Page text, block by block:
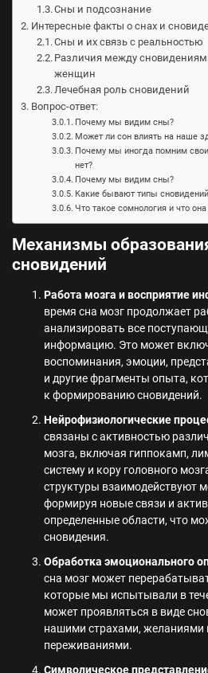
Сны и подсознание
Интересные факты о снах и
Сны и их связь с реальностью
Различия между
женщин
Лечебная роль сновидений
Вопрос-ответ:
Почему мы видим сны?
Может ли сон влиять на наше
Почему мы иногда помним
нет?
Почему мы видим сны?
Какие бывают типы
Что такое сомнология и что она
Механизмы
сновидений
Работа мозга и восприятие
время сна мозг продолжает
анализировать все
информацию. Это может
воспоминания, эмоции,
и другие фрагменты опыта,
к формированию сновидений.
Нейрофизиологические
связаны с активностью
мозга, включая гиппокамп,
систему и кору головного
структуры взаимодействуют
формируя новые связи и
определенные области, что
сновидения.
Обработка эмоционального
сна мозг может
которые мы испытывали в
может проявляться в виде
нашими страхами, желаниями
переживаниями.
Символическое